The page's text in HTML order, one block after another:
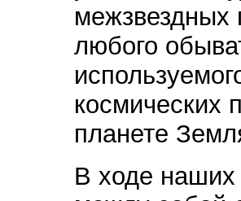
межзвездных
любого
космических
планете
В ходе наших